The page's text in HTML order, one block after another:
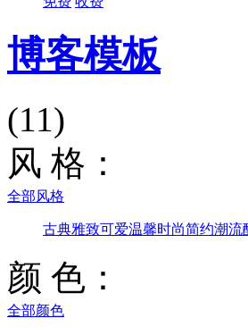
博客模板
(11)
风 格：
全部风格
古典雅致可爱温馨时尚简约潮流
颜 色：
全部颜色